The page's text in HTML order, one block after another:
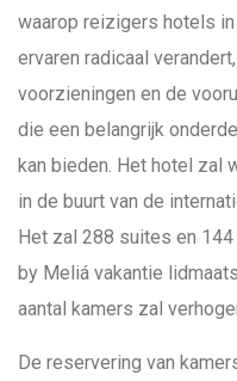
waarop reizigers hotels
ervaren radicaal
voorzieningen en de
die een belangrijk
kan bieden. Het hotel zal
in de buurt van de
Het zal 288 suites en
by Meliá vakantie
aantal kamers zal
De reservering van